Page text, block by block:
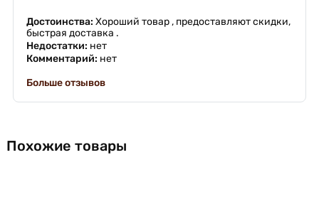
Достоинства: Хороший товар , предоставляют скидки,
быстрая доставка .
Недостатки: нет
Комментарий: нет
Больше отзывов
Похожие товары